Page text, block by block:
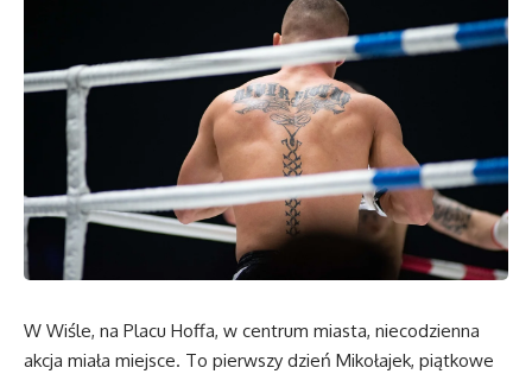
W Wiśle, na Placu Hoffa, w centrum miasta, niecodzienna
akcja miała miejsce. To pierwszy dzień Mikołajek, piątkowe